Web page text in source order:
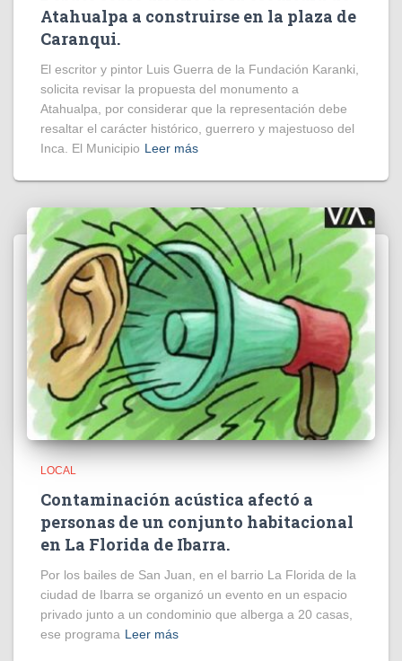
Atahualpa a construirse en la plaza de
Caranqui.
El escritor y pintor Luis Guerra de la Fundación Karanki,
solicita revisar la propuesta del monumento a
Atahualpa, por considerar que la representación debe
resaltar el carácter histórico, guerrero y majestuoso del
Inca. El Municipio Leer más
LOCAL
Contaminación acústica afectó a
personas de un conjunto habitacional
en La Florida de Ibarra.
Por los bailes de San Juan, en el barrio La Florida de la
ciudad de Ibarra se organizó un evento en un espacio
privado junto a un condominio que alberga a 20 casas,
ese programa Leer más